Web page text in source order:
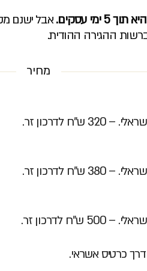
ימי עסקים.
אבל ישנם
ההגירה ההודית.
מחיר
כרטיס אשראי.